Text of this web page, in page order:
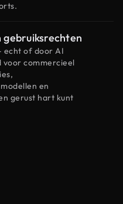
echt of door AI
voor commercieel
en
gerust hart kunt